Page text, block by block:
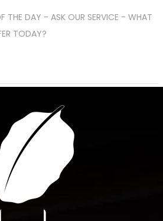
THE DAY - ASK OUR SERVICE - WHAT
TODAY?